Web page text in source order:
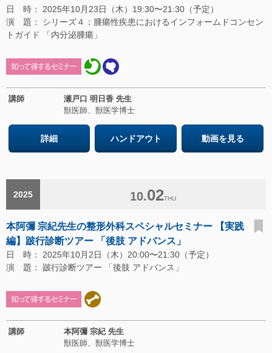
日 時： 2025年10月23日（木）19:30〜21:30（予定）
演 題： シリーズ４：腫瘍性疾患におけるインフォームドコンセン
トガイド 「内分泌腫瘍」
講師
瀬戸口 明日香 先生
獣医師、獣医学博士
詳細 ハンドアウト 動画を見る
2025 10.02THU
本阿彌 宗紀先生の整形外科スペシャルセミナー 【実践
編】跛行診断ツアー 「後肢 アドバンス」
日 時： 2025年10月2日（木）20:00〜21:30（予定）
演 題： 跛行診断ツアー 「後肢 アドバンス」
講師
本阿彌 宗紀 先生
獣医師、獣医学博士